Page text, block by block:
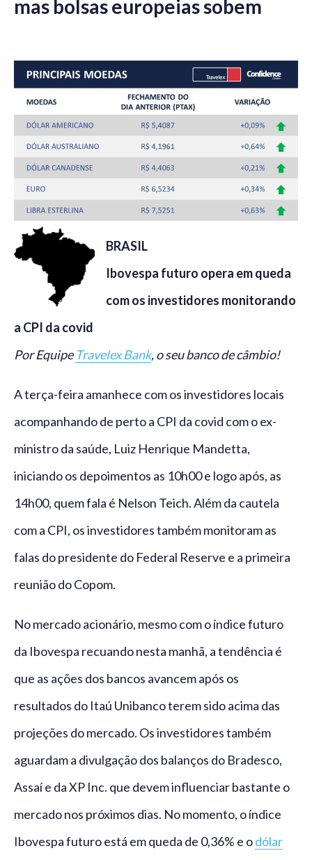
mas bolsas europeias sobem
BRASIL
Ibovespa futuro opera em queda
com os investidores monitorando
a CPI da covid
Por EquipeTravelex Bank, o seu banco de câmbio!
A terça-feira amanhece com os investidores locais
acompanhando de perto a CPI da covid com o ex-
ministro da saúde, Luiz Henrique Mandetta,
iniciando os depoimentos as 10h00 e logo após, as
14h00, quem fala é Nelson Teich. Além da cautela
com a CPI, os investidores também monitoram as
falas do presidente do Federal Reserve e a primeira
reunião do Copom.
No mercado acionário, mesmo com o índice futuro
da Ibovespa recuando nesta manhã, a tendência é
que as ações dos bancos avancem após os
resultados do Itaú Unibanco terem sido acima das
projeções do mercado. Os investidores também
aguardam a divulgação dos balanços do Bradesco,
Assaí e da XP Inc. que devem influenciar bastante o
mercado nos próximos dias. No momento, o índice
Ibovespa futuro está em queda de 0,36% e odólar